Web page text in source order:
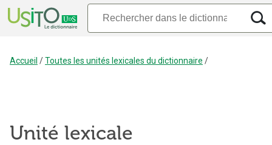
Accueil /Toutes les unités lexicales du dictionnaire /
Unité lexicale